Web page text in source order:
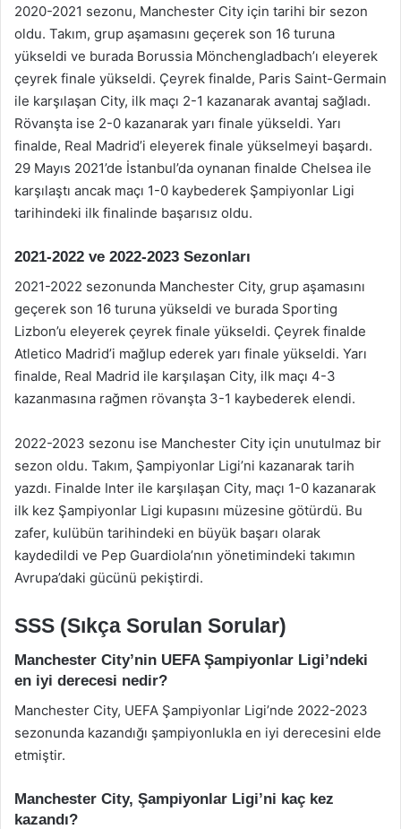
2020-2021 sezonu, Manchester City için tarihi bir sezon
oldu. Takım, grup aşamasını geçerek son 16 turuna
yükseldi ve burada Borussia Mönchengladbach’ı eleyerek
çeyrek finale yükseldi. Çeyrek finalde, Paris Saint-Germain
ile karşılaşan City, ilk maçı 2-1 kazanarak avantaj sağladı.
Rövanşta ise 2-0 kazanarak yarı finale yükseldi. Yarı
finalde, Real Madrid’i eleyerek finale yükselmeyi başardı.
29 Mayıs 2021’de İstanbul’da oynanan finalde Chelsea ile
karşılaştı ancak maçı 1-0 kaybederek Şampiyonlar Ligi
tarihindeki ilk finalinde başarısız oldu.
2021-2022 ve 2022-2023 Sezonları
2021-2022 sezonunda Manchester City, grup aşamasını
geçerek son 16 turuna yükseldi ve burada Sporting
Lizbon’u eleyerek çeyrek finale yükseldi. Çeyrek finalde
Atletico Madrid’i mağlup ederek yarı finale yükseldi. Yarı
finalde, Real Madrid ile karşılaşan City, ilk maçı 4-3
kazanmasına rağmen rövanşta 3-1 kaybederek elendi.
2022-2023 sezonu ise Manchester City için unutulmaz bir
sezon oldu. Takım, Şampiyonlar Ligi’ni kazanarak tarih
yazdı. Finalde Inter ile karşılaşan City, maçı 1-0 kazanarak
ilk kez Şampiyonlar Ligi kupasını müzesine götürdü. Bu
zafer, kulübün tarihindeki en büyük başarı olarak
kaydedildi ve Pep Guardiola’nın yönetimindeki takımın
Avrupa’daki gücünü pekiştirdi.
SSS (Sıkça Sorulan Sorular)
Manchester City’nin UEFA Şampiyonlar Ligi’ndeki
en iyi derecesi nedir?
Manchester City, UEFA Şampiyonlar Ligi’nde 2022-2023
sezonunda kazandığı şampiyonlukla en iyi derecesini elde
etmiştir.
Manchester City, Şampiyonlar Ligi’ni kaç kez
kazandı?